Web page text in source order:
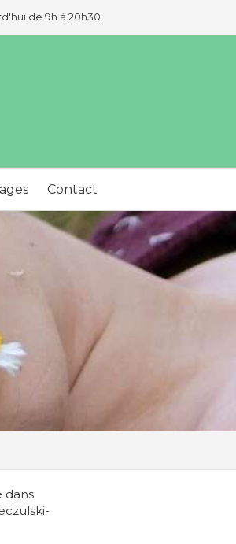
de 9h à 20h30
Contact
dans